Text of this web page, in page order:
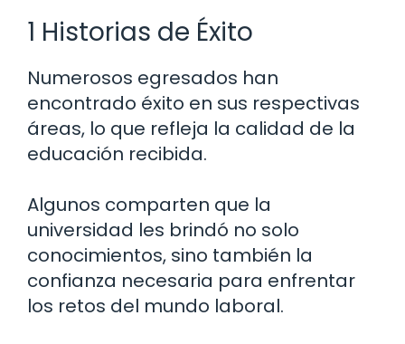
1 Historias de Éxito
Numerosos egresados han
encontrado éxito en sus respectivas
áreas, lo que refleja la calidad de la
educación recibida.
Algunos comparten que la
universidad les brindó no solo
conocimientos, sino también la
confianza necesaria para enfrentar
los retos del mundo laboral.